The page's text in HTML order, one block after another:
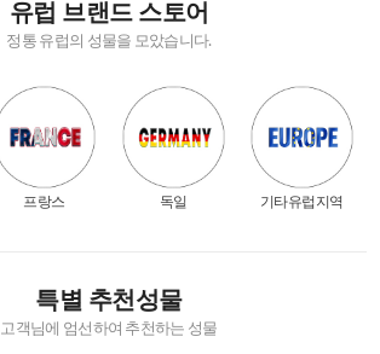
유럽 브랜드 스토어
정통 유럽의 성물을 모았습니다.
프랑스 독일 기타유럽지역
특별 추천성물
고객님에 엄선하여 추천하는 성물